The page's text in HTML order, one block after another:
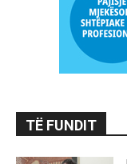
TË FUNDIT